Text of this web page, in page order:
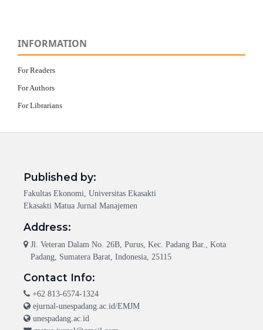
INFORMATION
For Readers
For Authors
For Librarians
Published by:
Fakultas Ekonomi, Universitas Ekasakti
Ekasakti Matua Jurnal Manajemen
Address:
Jl. Veteran Dalam No. 26B, Purus, Kec. Padang Bar., Kota
Padang, Sumatera Barat, Indonesia, 25115
Contact Info:
+62 813-6574-1324
ejurnal-unespadang.ac.id/EMJM
unespadang.ac.id